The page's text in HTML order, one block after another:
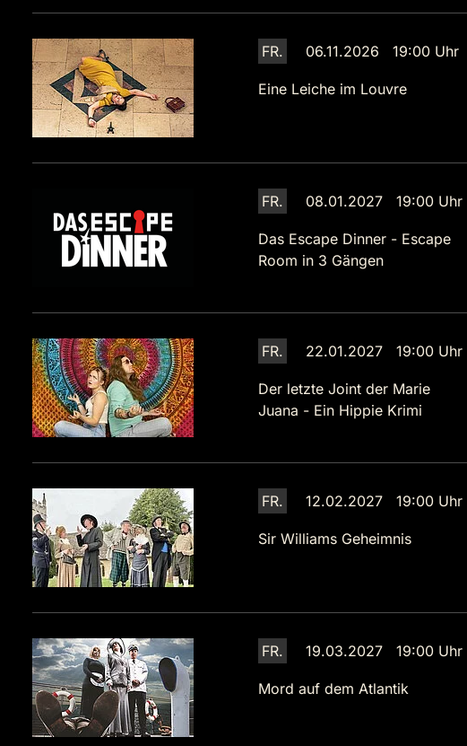
FR. 06.11.2026 19:00 Uhr
Eine Leiche im Louvre
FR. 08.01.2027 19:00 Uhr
Das Escape Dinner - Escape
Room in 3 Gängen
FR. 22.01.2027 19:00 Uhr
Der letzte Joint der Marie
Juana - Ein Hippie Krimi
FR. 12.02.2027 19:00 Uhr
Sir Williams Geheimnis
FR. 19.03.2027 19:00 Uhr
Mord auf dem Atlantik